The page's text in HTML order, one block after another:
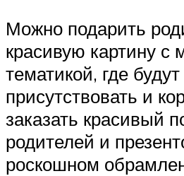
Можно подарить
красивую картину с
тематикой, где будут
присутствовать и
заказать красивый
родителей и
роскошном